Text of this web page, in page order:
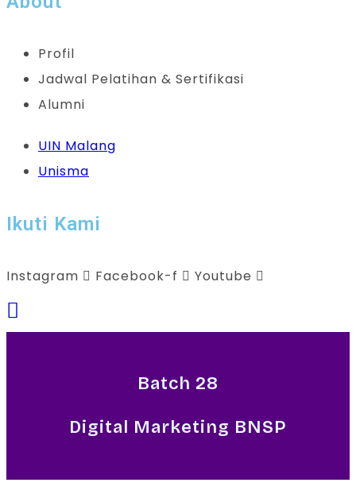
Profil
Jadwal Pelatihan & Sertifikasi
Alumni
UIN Malang
Unisma
Ikuti Kami
Instagram Facebook-f Youtube
Batch 28
Digital Marketing BNSP